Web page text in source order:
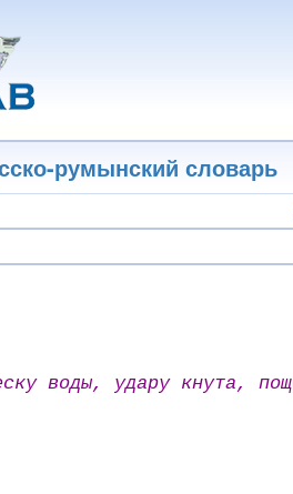
румынский словарь
воды, удару кнута,